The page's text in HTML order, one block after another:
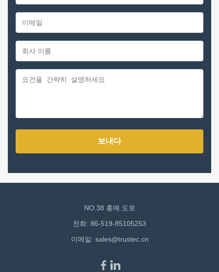
보내다
NO.38 홍예 도로
전화: 86-519-85105253
이메일: sales@trustec.cn